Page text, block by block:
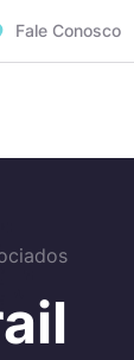
Fale Conosco